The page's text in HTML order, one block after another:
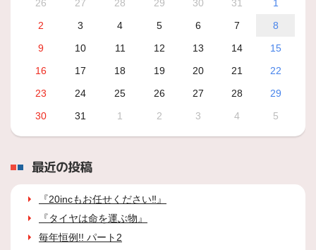
26
27 28 29 30 31
1
2
3 4 5 6 7
8
9
10 11 12 13 14
15
16
17 18 19 20 21
22
23
24 25 26 27 28
29
30
31 1 2 3 4 5
最近の投稿
『20incもお任せください‼』
『タイヤは命を運ぶ物』
毎年恒例!! パート2